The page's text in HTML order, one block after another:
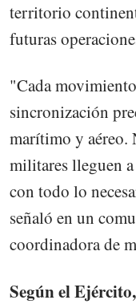
territorio
futuras
"Cada
sincronización
marítimo y aéreo.
militares lleguen
con todo lo
señaló en un
coordinadora de
Según el